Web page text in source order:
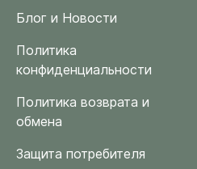
Блог и Новости
Политика
конфиденциальности
Политика возврата и
обмена
Защита потребителя